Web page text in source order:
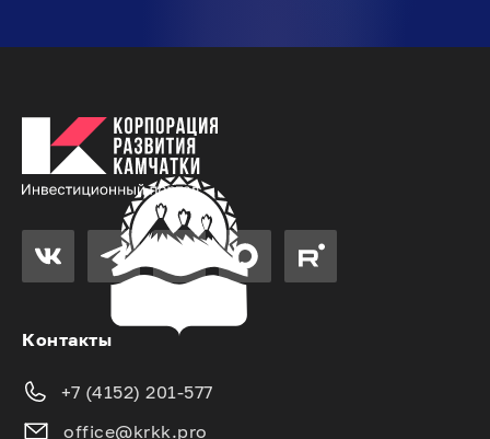
Контакты
+7 (4152) 201-577
office@krkk.pro